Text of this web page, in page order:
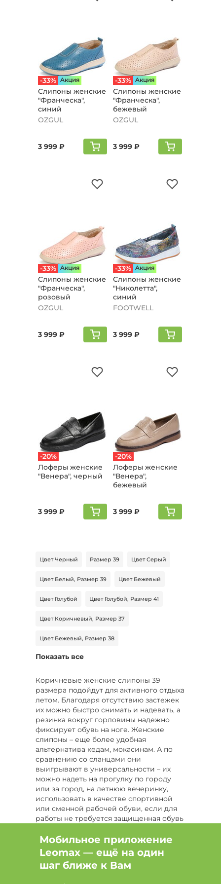
-33% Aкция
Слипоны женские
"Франческа",
синий
OZGUL
3 999 ₽
-33% Aкция
Слипоны женские
"Франческа",
бежевый
OZGUL
3 999 ₽
-33% Aкция
Слипоны женские
"Франческа",
розовый
OZGUL
3 999 ₽
-33% Aкция
Слипоны женские
"Николетта",
синий
FOOTWELL
3 999 ₽
-20%
Лоферы женские
"Венера", черный
3 999 ₽
-20%
Лоферы женские
"Венера",
бежевый
3 999 ₽
Цвет Черный Размер 39 Цвет Серый
Цвет Белый, Размер 39 Цвет Бежевый
Цвет Голубой Цвет Голубой, Размер 41
Цвет Коричневый, Размер 37
Цвет Бежевый, Размер 38
Цвет Зеленый, Размер 38
Цвет Коричневый, Размер 40
Цвет Мультиколор
Цвет Мультиколор, Размер 39
Цвет Оранжевый
Цвет Оранжевый, Размер 41
Бренд Carlo Bellini Бренд Dino Ricci Select
Бренд EDIK
Показать все
Коричневые женские слипоны 39
размера подойдут для активного отдыха
летом. Благодаря отсутствию застежек
их можно быстро снимать и надевать, а
резинка вокруг горловины надежно
фиксирует обувь на ноге. Женские
слипоны – еще более удобная
альтернатива кедам, мокасинам. А по
сравнению со сланцами они
выигрывают в универсальности – их
можно надеть на прогулку по городу
или за город, на летнюю вечеринку,
использовать в качестве спортивной
или сменной рабочей обуви, если для
работы не требуется защищенная обувь
Подошва из полиуретана не
повреждает напольное покрытие в
помещении, но стойкая к истиранию о
Мобильное приложение
Leomax — ещё на один
шаг ближе к Вам